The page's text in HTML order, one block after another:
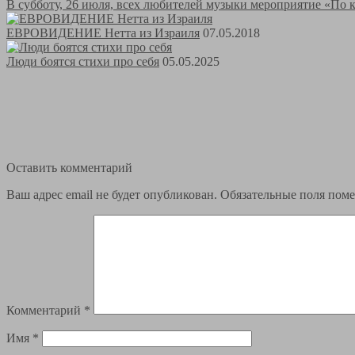
В субботу, 26 июля, всех любителей музыки мероприятие «По
ЕВРОВИДЕНИЕ Нетта из Израиля 07.05.2018
Люди боятся стихи про себя 05.05.2025
Оставить комментарий
Ваш адрес email не будет опубликован. Обязательные поля
Комментарий *
Имя *